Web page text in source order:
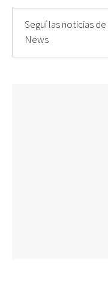
Seguí las noticias
News